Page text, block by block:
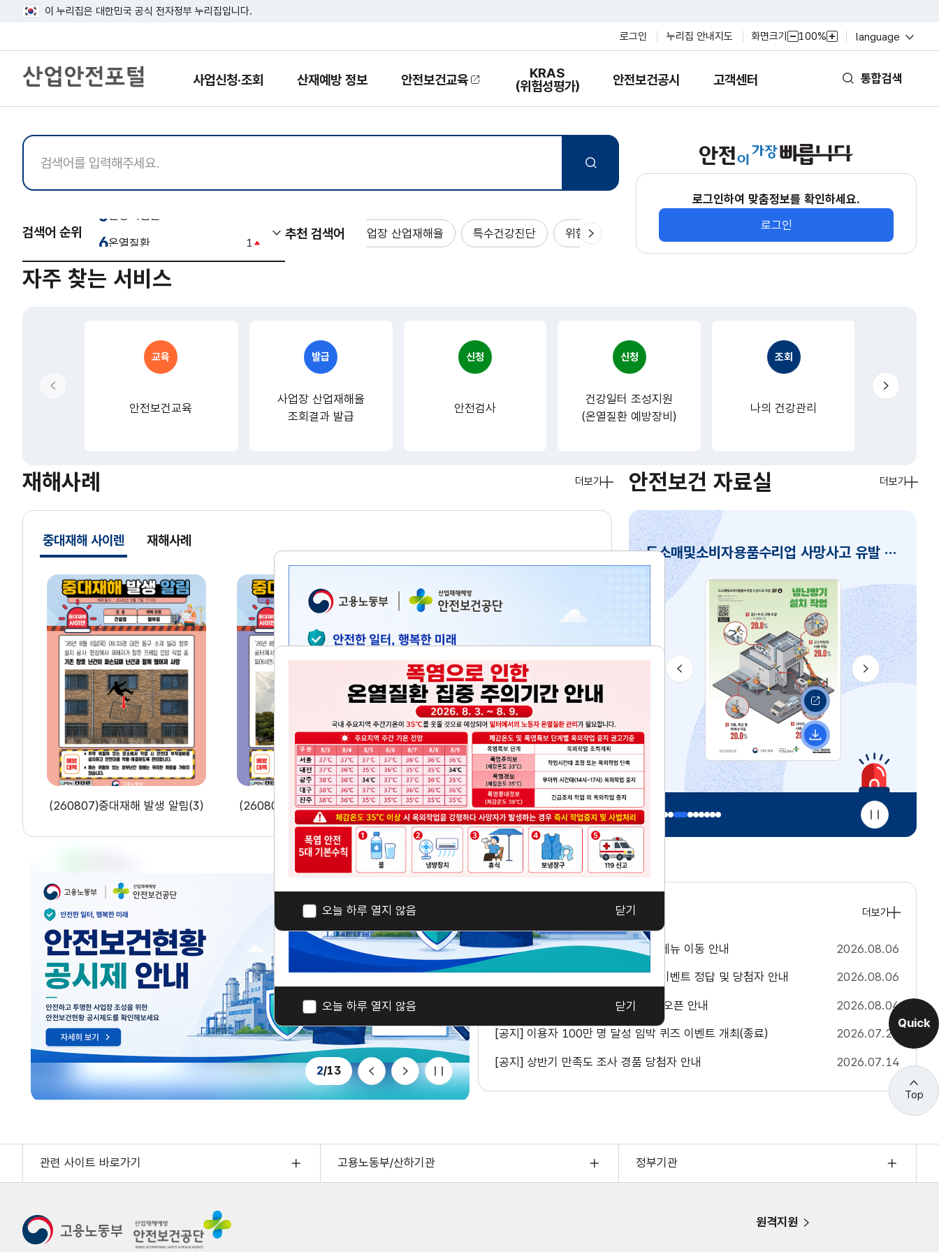
이 누리집은 대한민국 공식 전자정부 누리집입니다.
산
업
안
통합검색
로그인 누리집 안내지도 화면크기
축
100%
확
language 열
기
사업신청·조회
열
산재예방 정보
열
안전보건교육
KRAS
(위험성평가)
열
안전보건공시 고객센터
열
찾
검색어 순위
특수건강진단
사업장 산업재해율
온열질환 1
배치전 건강진단 (配置前 健康診斷) -2
kosha guide
체감온도
더
보
검
색
기
추천 검색어 사업장 산업재해율 특수건강진단 위험성평가 kosha guide
로그인하여 맞춤정보를 확인하세요.
로그인
자주 찾는 서비스
교육
안전보건교육
발급
사업장 산업재해율
조회결과 발급
신청
안전검사
신청
건강일터 조성지원
(온열질환 예방장비)
조회
나의 건강관리
다
음
재해사례
중
렌
더보기
중
재
이
중대재해 사이렌
(선
택
됨)
재해사례
(260807)
중
대
재
해
발
생
알
림
(3)
(260807)중대재해 발생 알림(3)
중
대
재
(260807)중대재해 발생 알림(2)
발
생
알
림
(1)
(260807)중대재해 발생 알림(1)
안전보건 자료실 더보기
위생및유사서비스업 사망사고 유발 SIF 인포그래픽 - 2. 건설폐기물 처리 작업
HTR2026080514095723558907
네
일
로
위생및유사서비스업 사망사고 유발 SIF 인포그래픽 - 1. 생활폐기물 수집·운반 작업
네
바
로
가
기
다
운
로
도소매및소비자용품수리업 사망사고 유발 SIF 인포그래픽 - 4. 냉난방기 설치 작업
썸
일
바
로
가
기
다
운
로
드
이
전
다
음
멈
춤
배
이
전
다
음
2/13
멈
춤
알림마당
지
사
항
목
택
됨)
더보기
공
사
더
기
[공지] 산업안전보건환경 실태조사 메뉴 이동 안내 2026.08.06
[공지] 이용자 100만 명 달성 퀴즈 이벤트 정답 및 당첨자 안내 2026.08.06
[공지] 산업안전포털 카카오톡 채널 오픈 안내 2026.08.04
[공지] 이용자 100만 명 달성 임박 퀴즈 이벤트 개최(종료) 2026.07.22
[공지] 상반기 만족도 조사 경품 당첨자 안내 2026.07.14
오늘 하루 열지 않음 닫기
오늘 하루 열지 않음 닫기
Quick
Top
관련 사이트 바로가기 고용노동부/산하기관 정부기관
고
용
노
원격지원